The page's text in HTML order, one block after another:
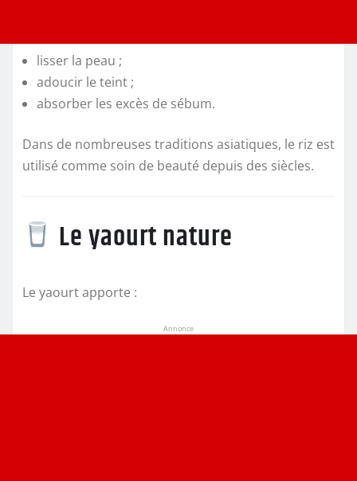
lisser la peau ;
adoucir le teint ;
absorber les excès de sébum.
Dans de nombreuses traditions asiatiques, le riz est
utilisé comme soin de beauté depuis des siècles.
Le yaourt nature
Le yaourt apporte :
Annonce